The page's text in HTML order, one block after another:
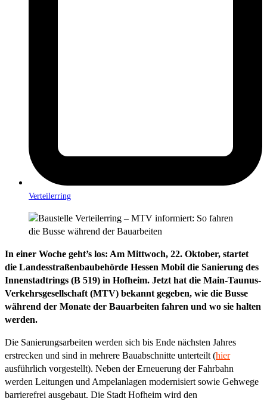
Verteilerring
In einer Woche geht’s los: Am Mittwoch, 22. Oktober, startet
die Landesstraßenbaubehörde Hessen Mobil die Sanierung des
Innenstadtrings (B 519) in Hofheim. Jetzt hat die Main-Taunus-
Verkehrsgesellschaft (MTV) bekannt gegeben, wie die Busse
während der Monate der Bauarbeiten fahren und wo sie halten
werden.
Die Sanierungsarbeiten werden sich bis Ende nächsten Jahres
erstrecken und sind in mehrere Bauabschnitte unterteilt (hier
ausführlich vorgestellt). Neben der Erneuerung der Fahrbahn
werden Leitungen und Ampelanlagen modernisiert sowie Gehwege
barrierefrei ausgebaut. Die Stadt Hofheim wird den